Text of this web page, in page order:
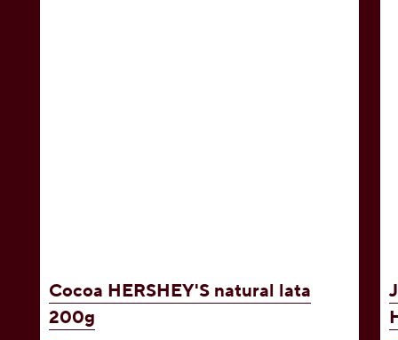
Cocoa HERSHEY'S natural lata
200g